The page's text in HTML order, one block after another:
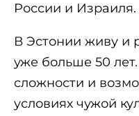
России и Израиля.
В Эстонии живу и
уже больше 50
сложности и
условиях чужой